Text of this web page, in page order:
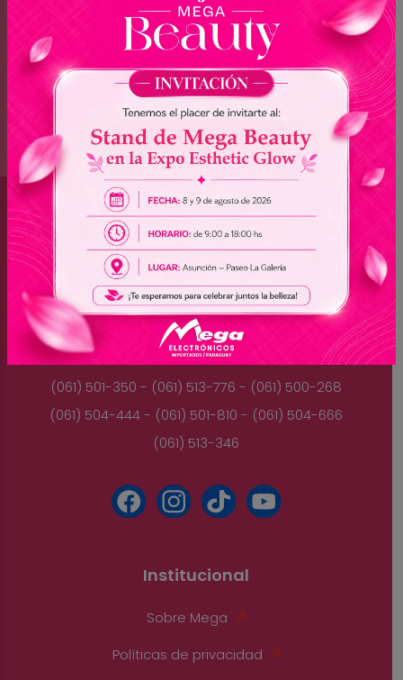
Brasil
(045) 3528-9053 - (045) 3528-8462
(045) 3025-7072 - (045) 3025-7736
(045) 3025-7713
Paraguay
(061) 501-350 - (061) 513-776 - (061) 500-268
(061) 504-444 - (061) 501-810 - (061) 504-666
(061) 513-346
Institucional
Sobre Mega
Políticas de privacidad